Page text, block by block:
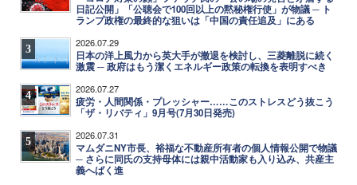
日記公開」「公聴会で100回以上の黙秘権行使」が物議 ─ ト
ランプ政権の最終的な狙いは「中国の責任追及」にある
3 2026.07.29
日本の洋上風力から英大手が撤退を検討し、三菱離脱に続く
激震 ─ 政府はもう潔くエネルギー政策の転換を表明すべき
4 2026.07.27
疲労・人間関係・プレッシャー……このストレスどう抜こう
「ザ・リバティ」9月号(7月30日発売)
5 2026.07.31
マムダニNY市長、裕福な不動産所有者の個人情報公開で物議
─ さらに同氏の支持母体には親中活動家も入り込み、共産主
義へばく進